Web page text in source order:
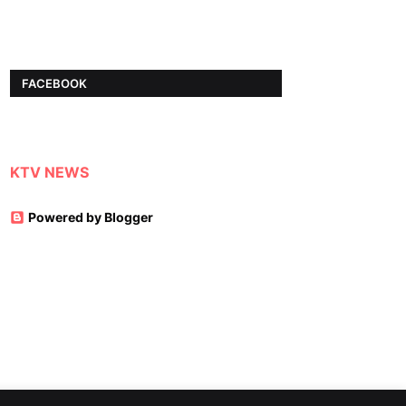
FACEBOOK
KTV NEWS
Powered by Blogger